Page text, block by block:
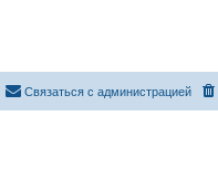
Связаться с администрацией